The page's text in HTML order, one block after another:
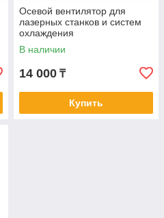
Осевой вентилятор для
лазерных станков и систем
охлаждения
В наличии
14 000 ₸
Купить